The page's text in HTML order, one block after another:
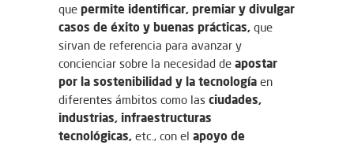
que permite identificar, premiar y divulgar
casos de éxito y buenas prácticas, que
sirvan de referencia para avanzar y
concienciar sobre la necesidad de apostar
por la sostenibilidad y la tecnología en
diferentes ámbitos como las ciudades,
industrias, infraestructuras
tecnológicas, etc., con el apoyo de